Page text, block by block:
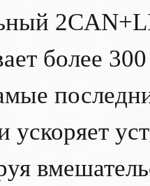
более
ускоряет